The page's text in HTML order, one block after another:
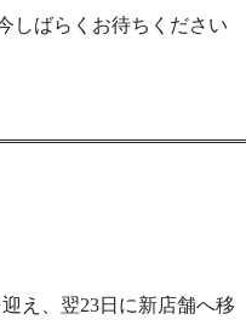
しばらくお待ちください
え、翌23日に新店舗へ移